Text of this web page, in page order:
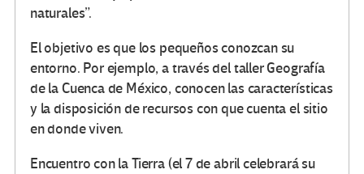
naturales”.
El objetivo es que los pequeños conozcan su
entorno. Por ejemplo, a través del taller Geografía
de la Cuenca de México, conocen las características
y la disposición de recursos con que cuenta el sitio
en donde viven.
Encuentro con la Tierra (el 7 de abril celebrará su